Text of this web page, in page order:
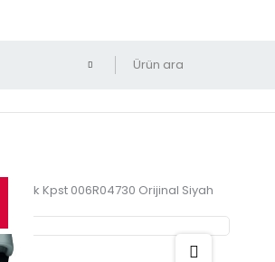
Yük Kpst 006R04730 Orijinal Siyah